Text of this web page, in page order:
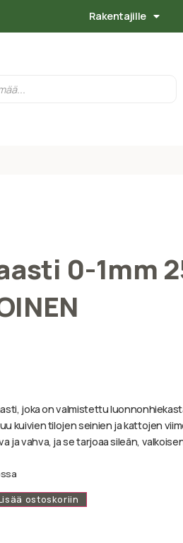
Rakentajille
0-1mm
joka on valmistettu
kuivien tilojen seinien ja kattojen
ja vahva, ja se tarjoaa sileän,
ostoskoriin